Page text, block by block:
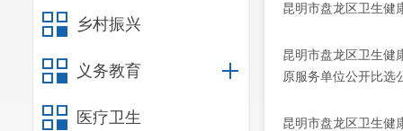
乡村振兴
义务教育
医疗卫生
昆明市盘龙区卫生健
昆明市盘龙区卫生健
原服务单位公开比选
昆明市盘龙区卫生